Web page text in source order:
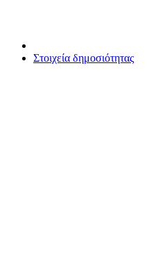
Στοιχεία δημοσιότητας